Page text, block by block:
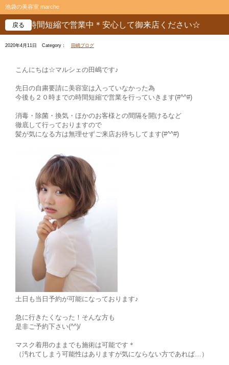
池袋の美容室 marche
時間短縮で営業中＊安心して御来店ください☆
戻る
2020年4月11日 Category： 田嶋ブログ
こんにちは☆マルシェの田嶋です♪
先日の自粛要請に美容室は入っていなかった為
今後も２０時までの時間短縮で営業を行っていきます(#^^#)
消毒・除菌・換気・ほかのお客様との間隔を開けるなど
徹底して行っておりますので
髪が気になる方は無理せずご来店お待ちしてます(#^^#)
土日も当日予約が可能になっております♪
急に行きたくなった！そんな方も
是非ご予約下さい(^^)/
マスク着用のままでも施術は可能です＊
（汚れてしまう可能性はありますが気にならない方であれば…）